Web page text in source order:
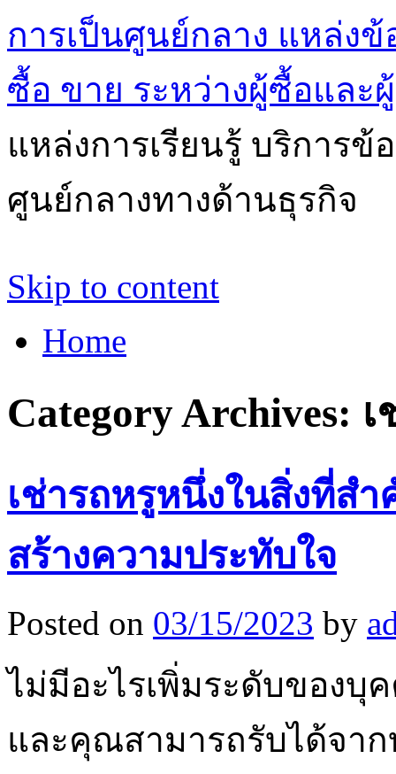
การเป็นศูนย์กลาง แหล่ง
ซื้อ ขาย ระหว่างผู้ซื้อและ
แหล่งการเรียนรู้ บริการข้
ศูนย์กลางทางด้านธุรกิจ
Skip to content
Home
Category Archives:
เช่ารถหรูหนึ่งในสิ่งที่ส
สร้างความประทับใจ
Posted on 03/15/2023 by
ไม่มีอะไรเพิ่มระดับของบุ
และคุณสามารถรับได้จาก